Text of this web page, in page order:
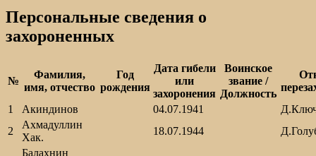
Персональные сведения о
захороненных
№
Фамилия,
имя, отчество
Год
рождения
Дата гибели
или
захоронения
Воинское
звание /
Должность
1
Акиндинов 04.07.1941
2
Ахмадуллин
Хак.
18.07.1944
Балахнин